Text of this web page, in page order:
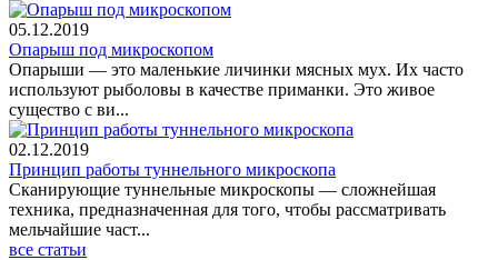
05.12.2019
Опарыш под микроскопом
Опарыши — это маленькие личинки мясных мух. Их часто
используют рыболовы в качестве приманки. Это живое
существо с ви...
02.12.2019
Принцип работы туннельного микроскопа
Сканирующие туннельные микроскопы — сложнейшая
техника, предназначенная для того, чтобы рассматривать
мельчайшие част...
все статьи